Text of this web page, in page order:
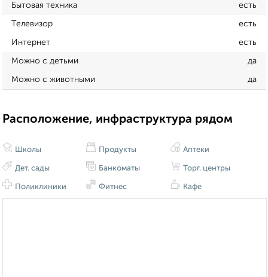
Бытовая техника есть
Телевизор есть
Интернет есть
Можно с детьми да
Можно с животными да
Расположение, инфраструктура рядом
Школы
Дет. сады
Поликлиники
Продукты
Банкоматы
Фитнес
Аптеки
Торг. центры
Кафе